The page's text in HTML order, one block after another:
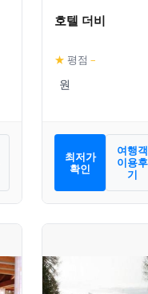
호텔 더비
★ 평점 –
최저가
확인
여행객
이용후
기